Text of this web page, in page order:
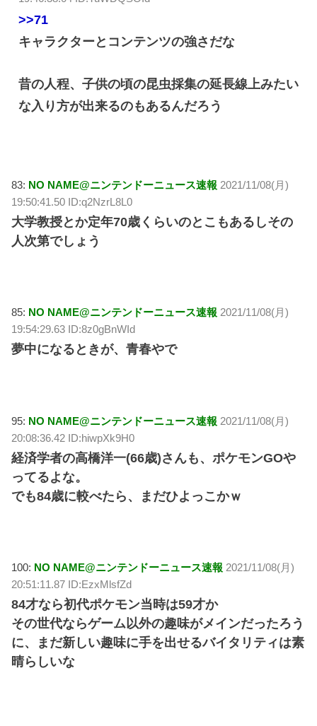
>>71
キャラクターとコンテンツの強さだな
昔の人程、子供の頃の昆虫採集の延長線上みたい
な入り方が出来るのもあるんだろう
83: NO NAME@ニンテンドーニュース速報 2021/11/08(月)
19:50:41.50 ID:q2NzrL8L0
大学教授とか定年70歳くらいのとこもあるしその
人次第でしょう
85: NO NAME@ニンテンドーニュース速報 2021/11/08(月)
19:54:29.63 ID:8z0gBnWId
夢中になるときが、青春やで
95: NO NAME@ニンテンドーニュース速報 2021/11/08(月)
20:08:36.42 ID:hiwpXk9H0
経済学者の高橋洋一(66歳)さんも、ポケモンGOや
ってるよな。
でも84歳に較べたら、まだひよっこかｗ
100: NO NAME@ニンテンドーニュース速報 2021/11/08(月)
20:51:11.87 ID:EzxMlsfZd
84才なら初代ポケモン当時は59才か
その世代ならゲーム以外の趣味がメインだったろう
に、まだ新しい趣味に手を出せるバイタリティは素
晴らしいな